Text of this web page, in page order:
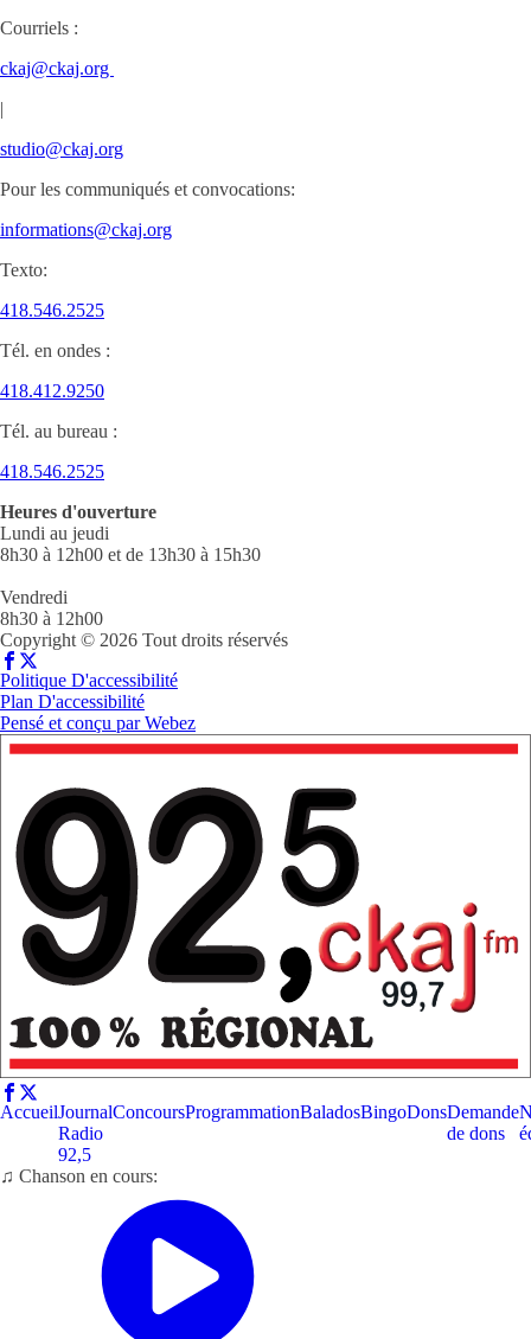
Courriels :
ckaj@ckaj.org
|
studio@ckaj.org
Pour les communiqués et convocations:
informations@ckaj.org
Texto:
418.546.2525
Tél. en ondes :
418.412.9250
Tél. au bureau :
418.546.2525
Heures d'ouverture
Lundi au jeudi
8h30 à 12h00 et de 13h30 à 15h30
Vendredi
8h30 à 12h00
Copyright © 2026 Tout droits réservés
Politique D'accessibilité
Plan D'accessibilité
Pensé et conçu parWebez
AccueilJournal
Radio
92,5
ConcoursProgrammationBaladosBingoDonsDemande
de dons
♫ Chanson en cours: